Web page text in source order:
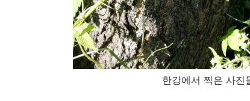
한강에서 찍은 사진